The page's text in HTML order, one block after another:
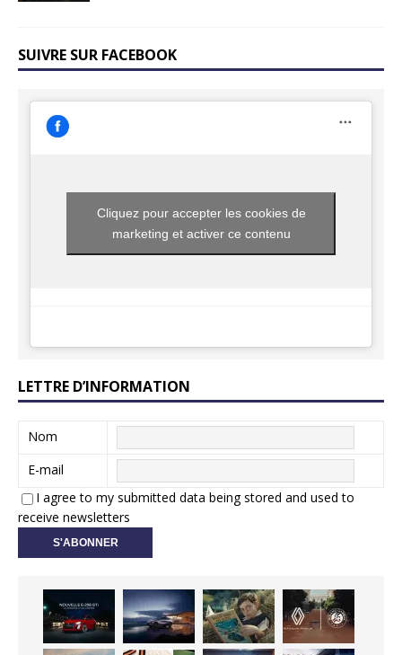
SUIVRE SUR FACEBOOK
Cliquez pour accepter les cookies de
marketing et activer ce contenu
LETTRE D’INFORMATION
Nom
E-mail
I agree to my submitted data being stored and used to
receive newsletters